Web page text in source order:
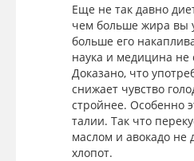
Еще не так давно
чем больше жира вы
больше его
наука и медицина не
Доказано, что
снижает чувство
стройнее. Особенно
талии. Так что
маслом и авокадо не
хлопот.